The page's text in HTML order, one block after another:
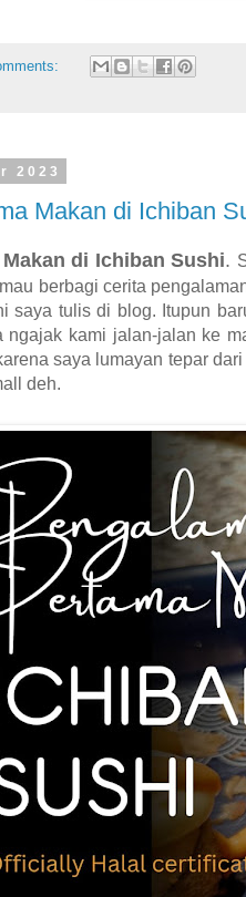
2023
Makan di Ichiban
di Ichiban Sushi.
berbagi cerita
saya tulis di blog. Itupun
ngajak kami jalan-jalan ke
saya lumayan tepar
deh.